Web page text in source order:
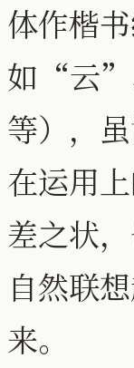
体作楷
如“云
等），
在运用
差之状
自然联
来。